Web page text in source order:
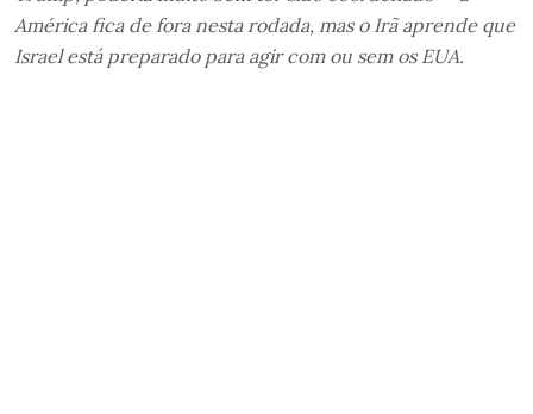
América fica de fora nesta rodada, mas o Irã aprende que
Israel está preparado para agir com ou sem os EUA.